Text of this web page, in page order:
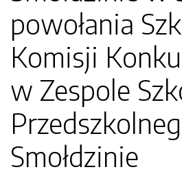
powołania
Komisji
w Zespole
Smołdzinie